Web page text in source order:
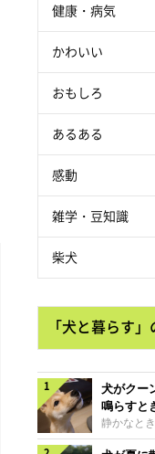
健康・病気
かわいい
おもしろ
あるある
感動
雑学・豆知識
柴犬
「犬と暮らす
犬がクー
鳴らすと
静かなと
鳴いたり